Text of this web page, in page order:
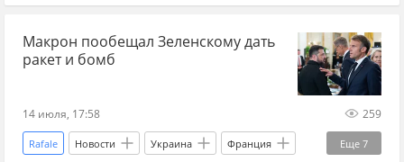
Владимир Зеленский Эммануэль Макрон
Мир без границ
Макрон пообещал Зеленскому дать
ракет и бомб
14 июля, 17:58 259
Еще 7
Rafale Новости Украина Франция